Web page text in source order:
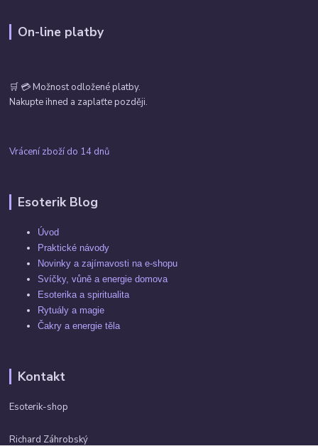
On-line platby
🛒 💳 Možnost odložené platby.
Nakupte ihned a zaplaťte později.
Vrácení zboží do 14 dnů
Esoterik Blog
Úvod
Praktické návody
Novinky a zajímavosti na e-shopu
Svíčky, vůně a energie domova
Esoterika a spiritualita
Rytuály a magie
Čakry a energie těla
Kontakt
Esoterik-shop
Richard Záhrobský